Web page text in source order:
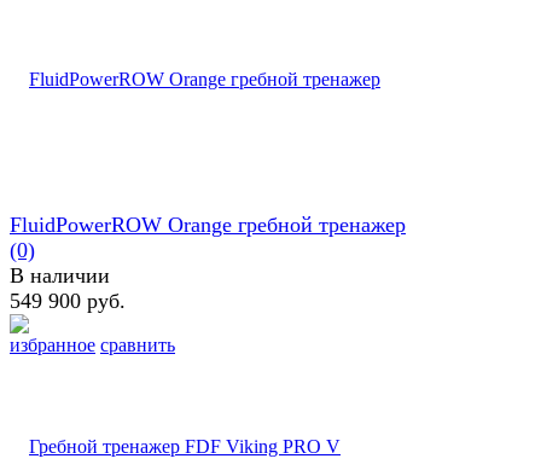
избранное сравнить
FluidPowerROW Orange гребной тренажер
(0)
В наличии
549 900 руб.